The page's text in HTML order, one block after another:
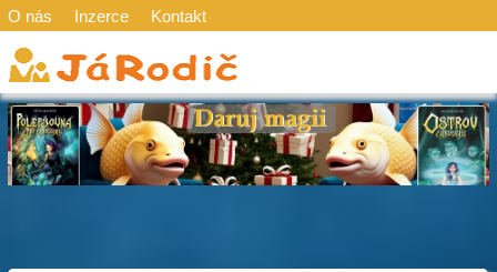
O nás Inzerce Kontakt